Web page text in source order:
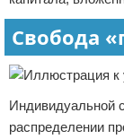
Свобода
Индивидуальной
распределении